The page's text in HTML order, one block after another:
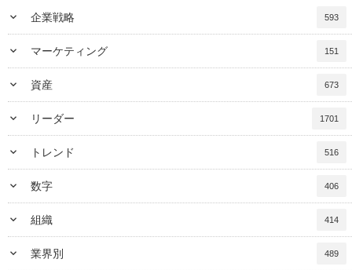
keyboard_arrow_down 企業戦略 593
keyboard_arrow_down マーケティング 151
keyboard_arrow_down 資産 673
keyboard_arrow_down リーダー 1701
keyboard_arrow_down トレンド 516
keyboard_arrow_down 数字 406
keyboard_arrow_down 組織 414
keyboard_arrow_down 業界別 489